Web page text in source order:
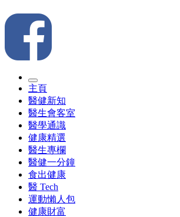
主頁
醫健新知
醫生會客室
醫學通識
健康精選
醫生專欄
醫健一分鐘
食出健康
醫 Tech
運動懶人包
健康財富